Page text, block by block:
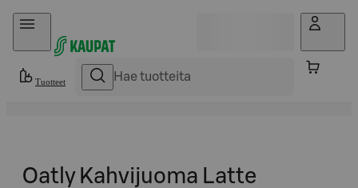
Hyppää sisältöön
Tuotteet
Oatly Kahvijuoma Latte